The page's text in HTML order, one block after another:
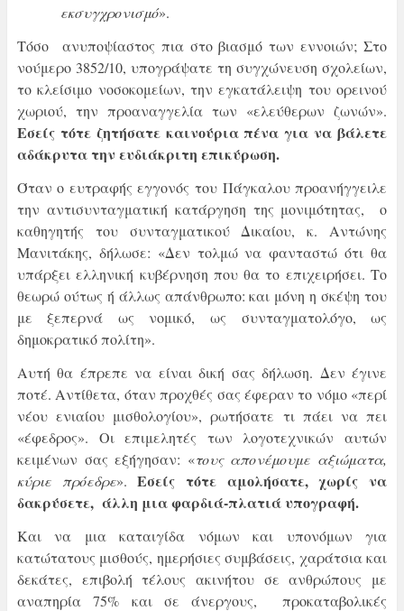
εκσυγχρονισμό».
Τόσο ανυποψίαστος πια στο βιασμό των εννοιών; Στο
νούμερο 3852/10, υπογράψατε τη συγχώνευση σχολείων,
το κλείσιμο νοσοκομείων, την εγκατάλειψη του ορεινού
χωριού, την προαναγγελία των «ελεύθερων ζωνών».
Εσείς τότε ζητήσατε καινούρια πένα για να βάλετε
αδάκρυτα την ευδιάκριτη επικύρωση.
Όταν ο ευτραφής εγγονός του Πάγκαλου προανήγγειλε
την αντισυνταγματική κατάργηση της μονιμότητας, ο
καθηγητής του συνταγματικού Δικαίου, κ. Αντώνης
Μανιτάκης, δήλωσε: «Δεν τολμώ να φανταστώ ότι θα
υπάρξει ελληνική κυβέρνηση που θα το επιχειρήσει. Το
θεωρώ ούτως ή άλλως απάνθρωπο: και μόνη η σκέψη του
με ξεπερνά ως νομικό, ως συνταγματολόγο, ως
δημοκρατικό πολίτη».
Αυτή θα έπρεπε να είναι δική σας δήλωση. Δεν έγινε
ποτέ. Αντίθετα, όταν προχθές σας έφεραν το νόμο «περί
νέου ενιαίου μισθολογίου», ρωτήσατε τι πάει να πει
«έφεδρος». Οι επιμελητές των λογοτεχνικών αυτών
κειμένων σας εξήγησαν: «τους απονέμουμε αξιώματα,
κύριε πρόεδρε».Εσείς τότε αμολήσατε, χωρίς να
δακρύσετε, άλλη μια φαρδιά-πλατιά υπογραφή.
Και να μια καταιγίδα νόμων και υπονόμων για
κατώτατους μισθούς, ημερήσιες συμβάσεις, χαράτσια και
δεκάτες, επιβολή τέλους ακινήτου σε ανθρώπους με
αναπηρία 75% και σε άνεργους, προκαταβολικές